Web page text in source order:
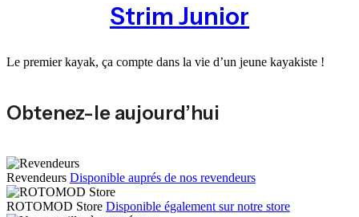
Strim Junior
Le premier kayak, ça compte dans la vie d’un jeune kayakiste !
Obtenez-le aujourd’hui
Revendeurs Disponible auprés de nos revendeurs
ROTOMOD Store Disponible également sur notre store